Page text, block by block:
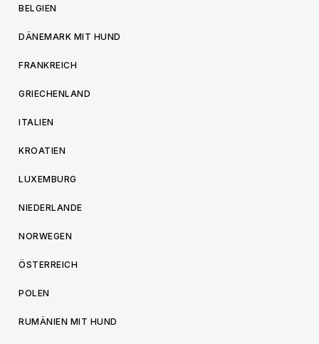
BELGIEN
DÄNEMARK MIT HUND
FRANKREICH
GRIECHENLAND
ITALIEN
KROATIEN
LUXEMBURG
NIEDERLANDE
NORWEGEN
ÖSTERREICH
POLEN
RUMÄNIEN MIT HUND